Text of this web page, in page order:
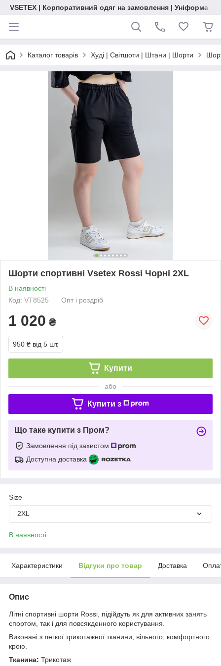
VSETEX | Корпоративний одяг на замовлення | Уніформа |
Каталог товарів Худі | Світшоти | Штани | Шорти
Шорти спортивні Vsetex Rossi Чорні 2XL
В наявності
Код: VT8525
Опт і роздріб
1 020 ₴
950 ₴ від 5 шт.
Купити
або
Купити з
Що таке купити з Пром?
Замовлення під захистом
Доступна доставка
Size
2XL
В наявності
Характеристики Відгуки про товар Доставка
Опис
Літні спортивні шорти Rossi, підійдуть як для активних занять
спортом, так і для повсякденного користування.
Виконані з легкої трикотажної тканини, вільного, комфортного
крою.
Тканина: Трикотаж